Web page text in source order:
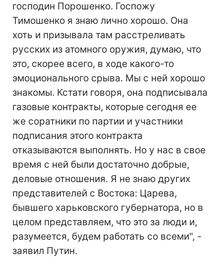
господин Порошенко. Госпожу
Тимошенко я знаю лично хорошо. Она
хоть и призывала там расстреливать
русских из атомного оружия, думаю, что
это, скорее всего, в ходе какого-то
эмоционального срыва. Мы с ней хорошо
знакомы. Кстати говоря, она подписывала
газовые контракты, которые сегодня ее
же соратники по партии и участники
подписания этого контракта
отказываются выполнять. Но у нас в свое
время с ней были достаточно добрые,
деловые отношения. Я не знаю других
представителей с Востока: Царева,
бывшего харьковского губернатора, но в
целом представляем, что это за люди и,
разумеется, будем работать со всеми", -
заявил Путин.